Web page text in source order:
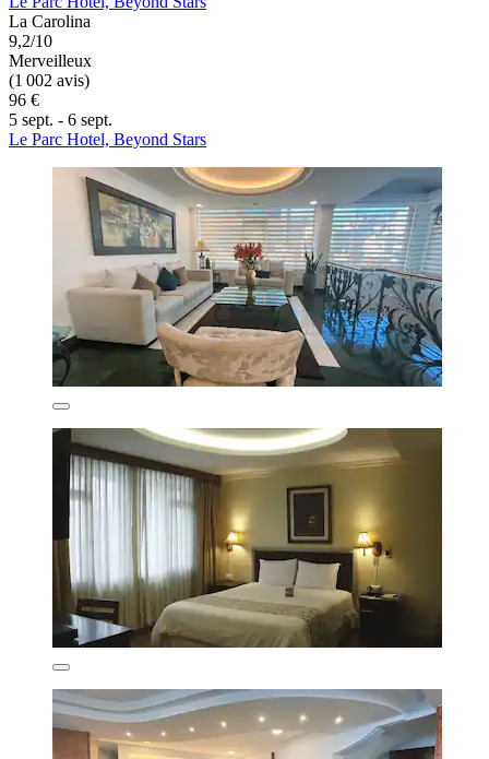
La Carolina
9,2/10
Merveilleux
(1 002 avis)
96 €
5 sept. - 6 sept.
Le Parc Hotel, Beyond Stars